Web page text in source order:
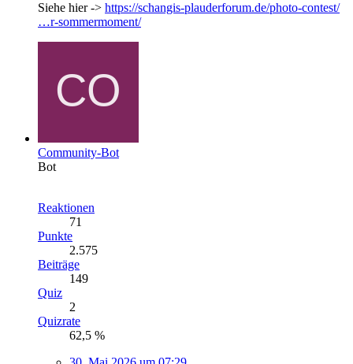
Siehe hier -> https://schangis-plauderforum.de/photo-contest/
…r-sommermoment/
Community-Bot
Bot
Reaktionen
71
Punkte
2.575
Beiträge
149
Quiz
2
Quizrate
62,5 %